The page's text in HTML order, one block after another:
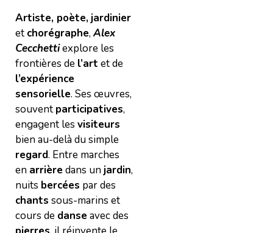
Artiste, poète,jardinier
et chorégraphe, Alex
Cecchettiexplore les
frontières de l’art et de
l’expérience
sensorielle. Ses œuvres,
souvent participatives,
engagent les visiteurs
bien au-delà du simple
regard. Entre marches
en arrière dans unjardin,
nuits bercées par des
chants sous-marins et
cours de danse avec des